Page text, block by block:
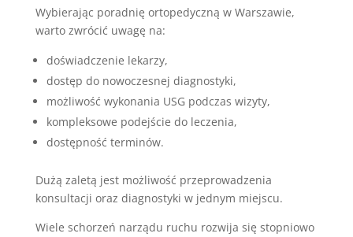
Wybierając poradnię ortopedyczną w Warszawie,
warto zwrócić uwagę na:
doświadczenie lekarzy,
dostęp do nowoczesnej diagnostyki,
możliwość wykonania USG podczas wizyty,
kompleksowe podejście do leczenia,
dostępność terminów.
Dużą zaletą jest możliwość przeprowadzenia
konsultacji oraz diagnostyki w jednym miejscu.
Wiele schorzeń narządu ruchu rozwija się stopniowo